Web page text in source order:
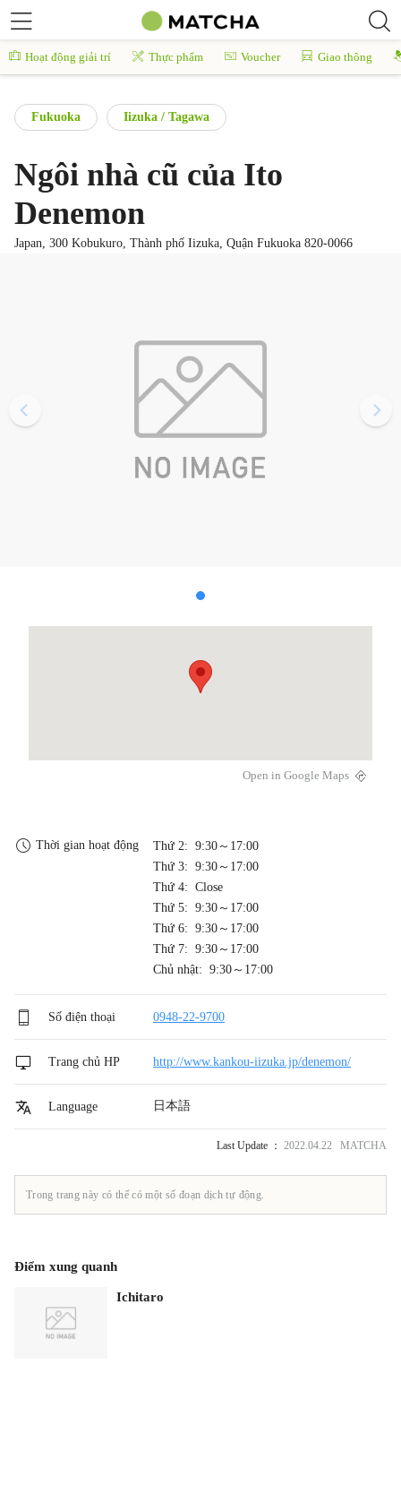
Hoạt động giải trí Thực phẩm Voucher Giao thông
Fukuoka Iizuka / Tagawa
Ngôi nhà cũ của Ito
Denemon
Japan, 300 Kobukuro, Thành phố Iizuka, Quận Fukuoka 820-0066
Open in Google Maps
Thời gian hoạt động
Thứ 2: 9:30～17:00
Thứ 3: 9:30～17:00
Thứ 4: Close
Thứ 5: 9:30～17:00
Thứ 6: 9:30～17:00
Thứ 7: 9:30～17:00
Chủ nhật: 9:30～17:00
Số điện thoại 0948-22-9700
Trang chủ HP http://www.kankou-iizuka.jp/denemon/
Language 日本語
Last Update ： 2022.04.22 MATCHA
Trong trang này có thể có một số đoạn dịch tự động.
Điểm xung quanh
Ichitaro